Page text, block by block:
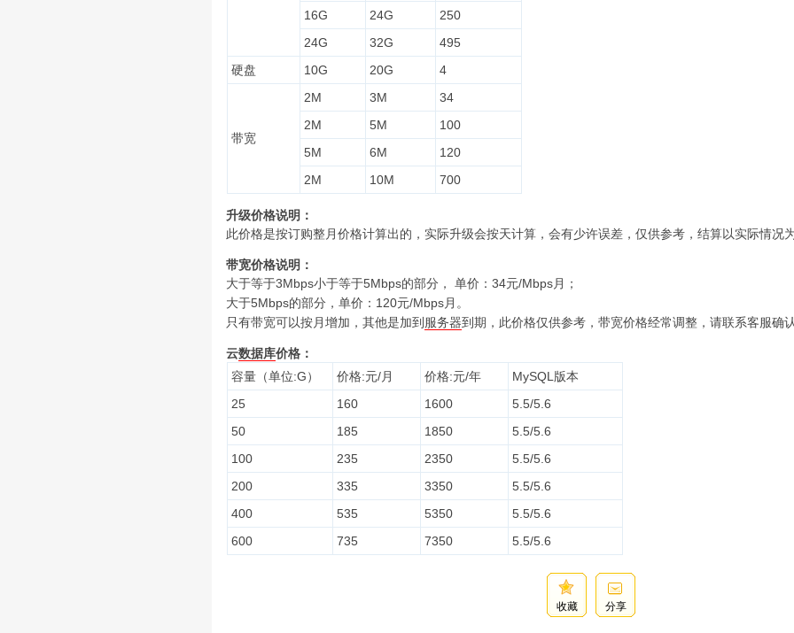
16G
24G
250
24G
32G
495
硬盘
10G 20G 4
带宽
2M 3M
34
2M
5M
100
5M
6M
120
2M
10M 700
升级价格说明：
此价格是按订购整月价格计算出的，实际升级会按天计算，会有少许误差，仅供参考，结算以实际情况
带宽价格说明：
大于等于3Mbps小于等于5Mbps的部分， 单价：34元/Mbps月；
大于5Mbps的部分，单价：120元/Mbps月。
只有带宽可以按月增加，其他是加到 服务器到期，此价格仅供参考，带宽价格经常调整，请联系客服确
云数据库价格：
容量（单位:G）
价格:元/月 价格:元/年
MySQL版本
25
160 1600
5.5/5.6
50
185 1850
5.5/5.6
100
235 2350
5.5/5.6
200
335 3350
5.5/5.6
400
535 5350
5.5/5.6
600
735 7350 5.5/5.6
收藏 分享